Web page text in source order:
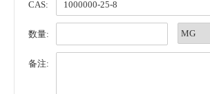
CAS:
数量:
备注: